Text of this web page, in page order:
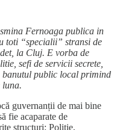
Fernoaga publica in
toti “specialii” stransi de
la Cluj. E vorba de
sefi de servicii secrete,
banutul public local primind
luna.
guvernanții de mai bine
fie acaparate de
structuri: Poliție,